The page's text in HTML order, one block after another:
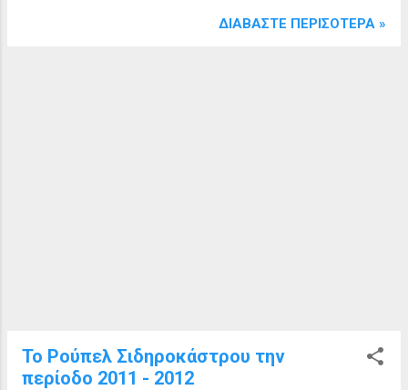
ΔΙΑΒΆΣΤΕ ΠΕΡΙΣΌΤΕΡΑ »
Το Ρούπελ Σιδηροκάστρου την
περίοδο 2011 - 2012